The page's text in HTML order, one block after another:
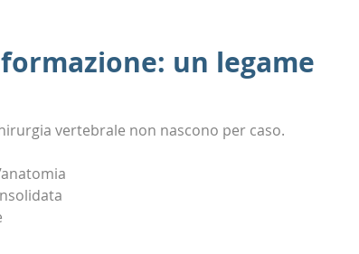
un legame
vertebrale non nascono per caso.